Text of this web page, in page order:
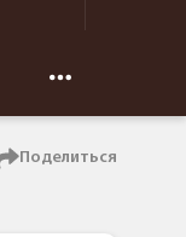
Поделиться